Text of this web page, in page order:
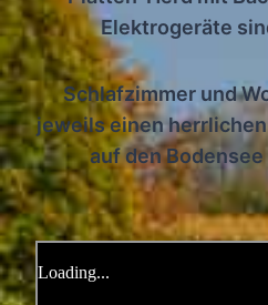
Elektrogeräte
Schlafzimmer und
jeweils einen
auf den